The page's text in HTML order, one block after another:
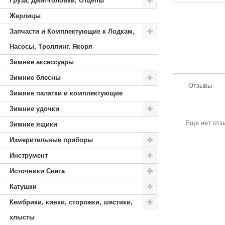
Жерлицы
Запчасти и Комплектующие к Лодкам,
Насосы, Троллинг, Якоря
Зимние аксессуары
Зимние блесны
Зимние палатки и комплектующие
Зимние удочки
Зимние ящики
Измерительные приборы
Инструмент
Источники Света
Катушки
Кембрики, кивки, сторожки, шестики,
хлысты
Отзывы
Еще нет